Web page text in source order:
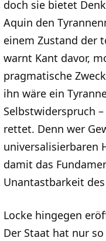
doch sie bietet
Aquin den
einem Zustand der
warnt Kant davor,
pragmatische
ihn wäre ein
Selbstwiderspruch
rettet. Denn wer
universalisierbaren
damit das
Unantastbarkeit
Locke hingegen
Der Staat hat nur